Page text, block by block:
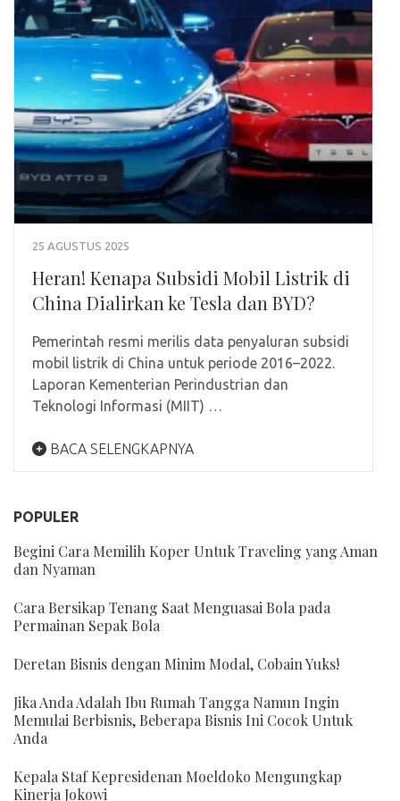
25 AGUSTUS 2025
Heran! Kenapa Subsidi Mobil Listrik di
China Dialirkan ke Tesla dan BYD?
Pemerintah resmi merilis data penyaluran subsidi
mobil listrik di China untuk periode 2016–2022.
Laporan Kementerian Perindustrian dan
Teknologi Informasi (MIIT) …
BACA SELENGKAPNYA
POPULER
Begini Cara Memilih Koper Untuk Traveling yang Aman
dan Nyaman
Cara Bersikap Tenang Saat Menguasai Bola pada
Permainan Sepak Bola
Deretan Bisnis dengan Minim Modal, Cobain Yuks!
Jika Anda Adalah Ibu Rumah Tangga Namun Ingin
Memulai Berbisnis, Beberapa Bisnis Ini Cocok Untuk
Anda
Kepala Staf Kepresidenan Moeldoko Mengungkap
Kinerja Jokowi